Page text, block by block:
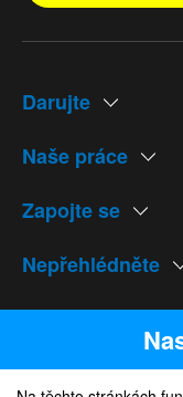
Darujte
Naše práce
Zapojte se
Nepřehlédněte
Naše weby